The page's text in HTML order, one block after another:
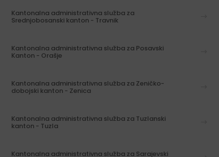
Kantonalna administrativna služba za
Srednjobosanski kanton - Travnik
Kantonalna administrativna služba za Posavski
Kanton - Orašje
Kantonalna administrativna služba za Zeničko-
dobojski kanton - Zenica
Kantonalna administrativna služba za Tuzlanski
kanton - Tuzla
Kantonalna administrativna služba za Sarajevski